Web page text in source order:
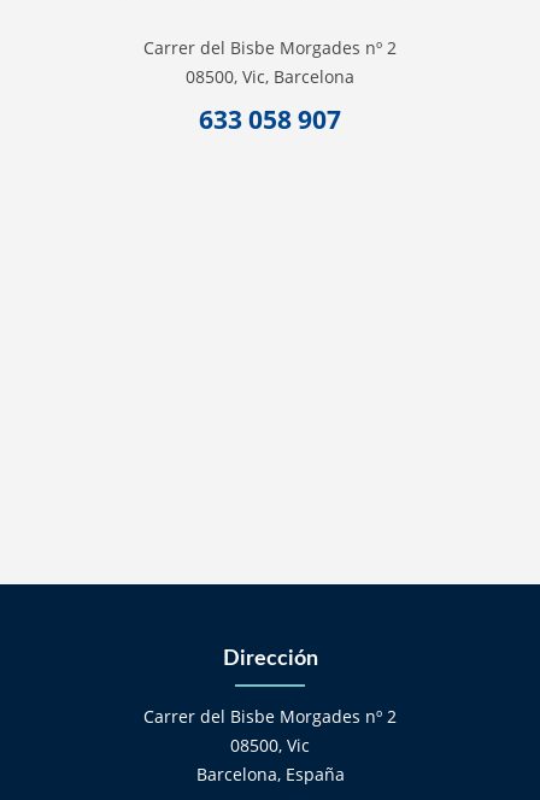
Carrer del Bisbe Morgades nº 2
08500, Vic, Barcelona
633 058 907
Dirección
Carrer del Bisbe Morgades nº 2
08500, Vic
Barcelona, España